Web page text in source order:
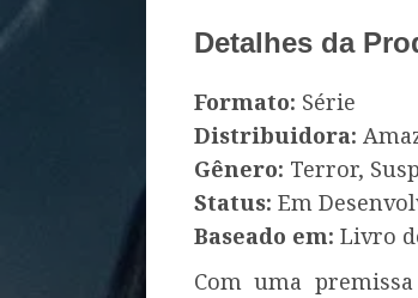
Detalhes da
Formato: Série
Distribuidora:
Gênero: Terror,
Status: Em
Baseado em: Livro
Com uma